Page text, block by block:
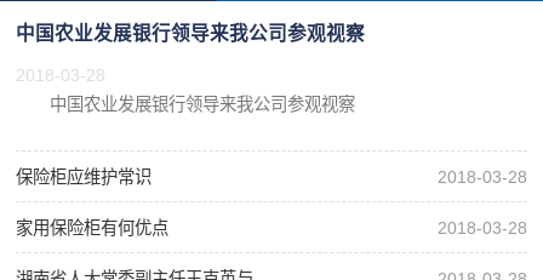
中国农业发展银行领导来我公司参观视察
2018-03-28
中国农业发展银行领导来我公司参观视察
保险柜应维护常识 2018-03-28
家用保险柜有何优点 2018-03-28